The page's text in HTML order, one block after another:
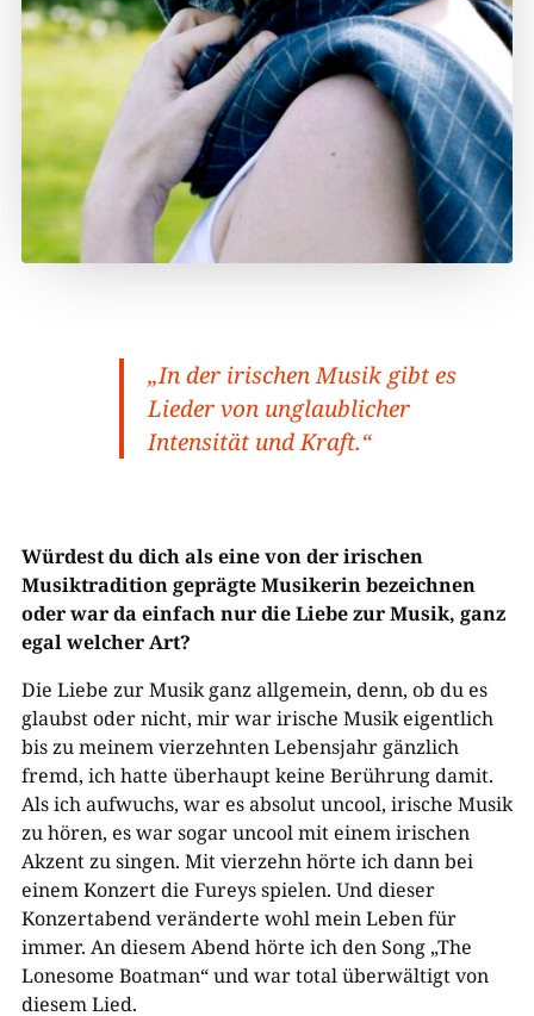
„In der irischen Musik gibt es
Lieder von unglaublicher
Intensität und Kraft.“
Würdest du dich als eine von der irischen
Musiktradition geprägte Musikerin bezeichnen
oder war da einfach nur die Liebe zur Musik, ganz
egal welcher Art?
Die Liebe zur Musik ganz allgemein, denn, ob du es
glaubst oder nicht, mir war irische Musik eigentlich
bis zu meinem vierzehnten Lebensjahr gänzlich
fremd, ich hatte überhaupt keine Berührung damit.
Als ich aufwuchs, war es absolut uncool, irische Musik
zu hören, es war sogar uncool mit einem irischen
Akzent zu singen. Mit vierzehn hörte ich dann bei
einem Konzert die Fureys spielen. Und dieser
Konzertabend veränderte wohl mein Leben für
immer. An diesem Abend hörte ich den Song „The
Lonesome Boatman“ und war total überwältigt von
diesem Lied.